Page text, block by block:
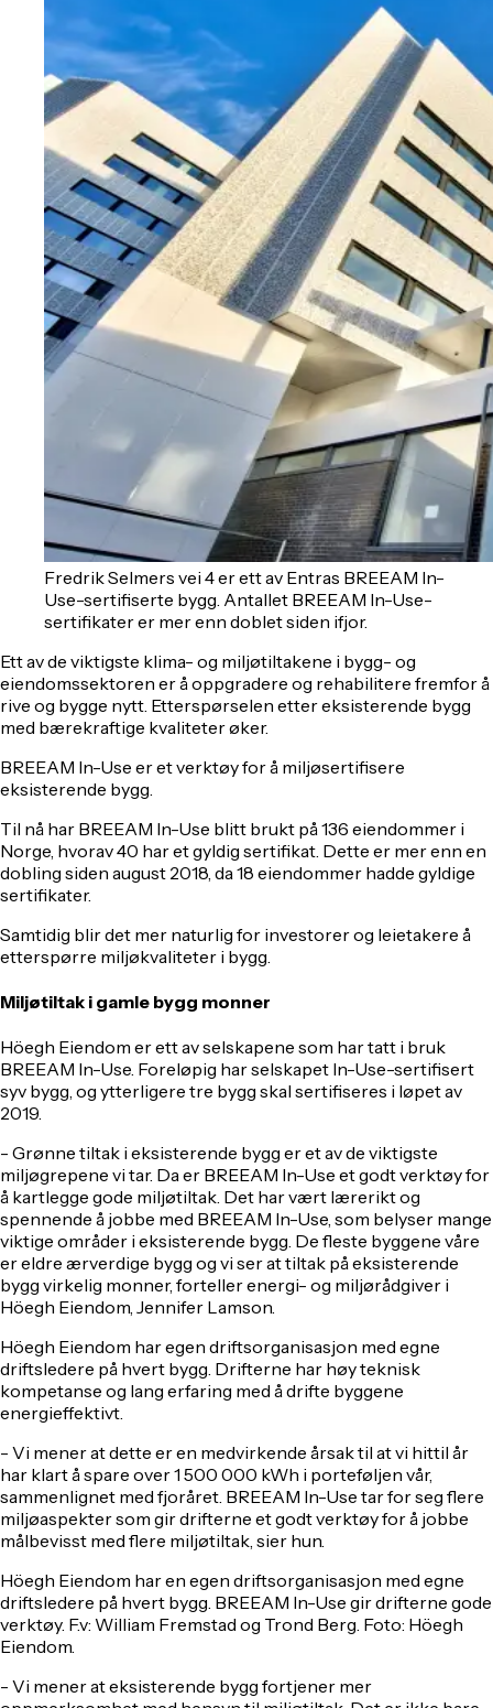
Fredrik Selmers vei 4 er ett av Entras BREEAM In-
Use-sertifiserte bygg. Antallet BREEAM In-Use-
sertifikater er mer enn doblet siden ifjor.
Ett av de viktigste klima- og miljøtiltakene i bygg- og
eiendomssektoren er å oppgradere og rehabilitere fremfor å
rive og bygge nytt. Etterspørselen etter eksisterende bygg
med bærekraftige kvaliteter øker.
BREEAM In-Use er et verktøy for å miljøsertifisere
eksisterende bygg.
Til nå har BREEAM In-Use blitt brukt på 136 eiendommer i
Norge, hvorav 40 har et gyldig sertifikat. Dette er mer enn en
dobling siden august 2018, da 18 eiendommer hadde gyldige
sertifikater.
Samtidig blir det mer naturlig for investorer og leietakere å
etterspørre miljøkvaliteter i bygg.
Miljøtiltak i gamle bygg monner
Höegh Eiendom er ett av selskapene som har tatt i bruk
BREEAM In-Use. Foreløpig har selskapet In-Use-sertifisert
syv bygg, og ytterligere tre bygg skal sertifiseres i løpet av
2019.
- Grønne tiltak i eksisterende bygg er et av de viktigste
miljøgrepene vi tar. Da er BREEAM In-Use et godt verktøy for
å kartlegge gode miljøtiltak. Det har vært lærerikt og
spennende å jobbe med BREEAM In-Use, som belyser mange
viktige områder i eksisterende bygg. De fleste byggene våre
er eldre ærverdige bygg og vi ser at tiltak på eksisterende
bygg virkelig monner, forteller energi- og miljørådgiver i
Höegh Eiendom, Jennifer Lamson.
Höegh Eiendom har egen driftsorganisasjon med egne
driftsledere på hvert bygg. Drifterne har høy teknisk
kompetanse og lang erfaring med å drifte byggene
energieffektivt.
- Vi mener at dette er en medvirkende årsak til at vi hittil år
har klart å spare over 1 500 000 kWh i porteføljen vår,
sammenlignet med fjoråret. BREEAM In-Use tar for seg flere
miljøaspekter som gir drifterne et godt verktøy for å jobbe
målbevisst med flere miljøtiltak, sier hun.
Höegh Eiendom har en egen driftsorganisasjon med egne
driftsledere på hvert bygg. BREEAM In-Use gir drifterne gode
verktøy. F.v: William Fremstad og Trond Berg. Foto: Höegh
Eiendom.
- Vi mener at eksisterende bygg fortjener mer